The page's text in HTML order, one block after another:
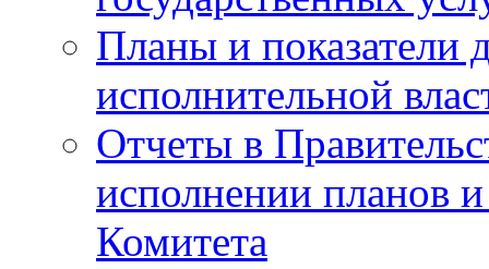
Планы и показатели
исполнительной
Отчеты в
исполнении планов и
Комитета